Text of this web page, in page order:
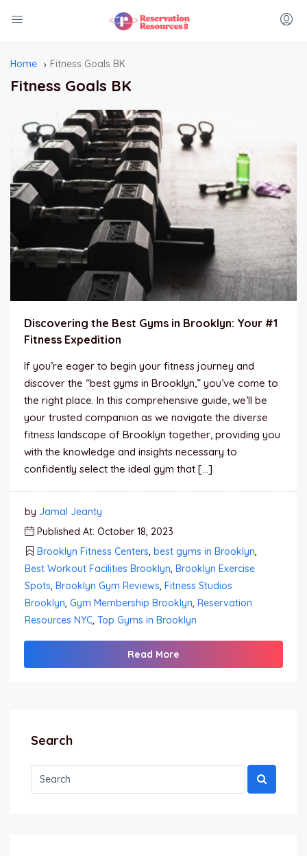
Home Fitness Goals BK
Fitness Goals BK
Discovering the Best Gyms in Brooklyn: Your #1
Fitness Expedition
If you’re eager to begin your fitness journey and
discover the “best gyms in Brooklyn,” you’ve come to
the right place. In this comprehensive guide, we’ll be
your trusted companion as we navigate the diverse
fitness landscape of Brooklyn together, providing you
with the knowledge and insights necessary to
confidently select the ideal gym that […]
by Jamal Jeanty
Published At: October 18, 2023
Brooklyn Fitness Centers, best gyms in Brooklyn,
Best Workout Facilities Brooklyn, Brooklyn Exercise
Spots, Brooklyn Gym Reviews, Fitness Studios
Brooklyn, Gym Membership Brooklyn, Reservation
Resources NYC, Top Gyms in Brooklyn
Read More
Search